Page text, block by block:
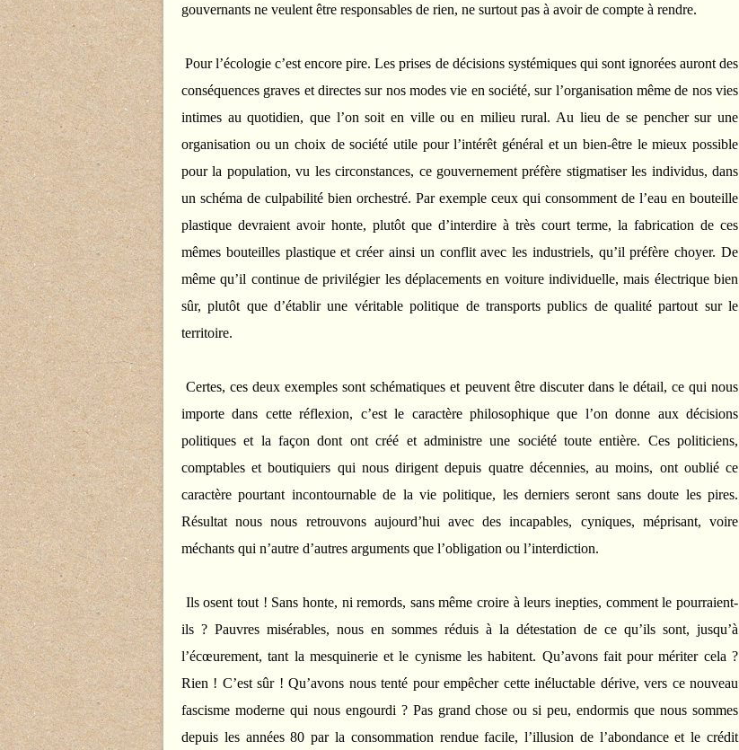
gouvernants ne veulent être responsables de rien, ne surtout pas à avoir de compte à rendre.
Pour l’écologie c’est encore pire. Les prises de décisions systémiques qui sont ignorées auront des
conséquences graves et directes sur nos modes vie en société, sur l’organisation même de nos vies
intimes au quotidien, que l’on soit en ville ou en milieu rural. Au lieu de se pencher sur une
organisation ou un choix de société utile pour l’intérêt général et un bien-être le mieux possible
pour la population, vu les circonstances, ce gouvernement préfère stigmatiser les individus, dans
un schéma de culpabilité bien orchestré. Par exemple ceux qui consomment de l’eau en bouteille
plastique devraient avoir honte, plutôt que d’interdire à très court terme, la fabrication de ces
mêmes bouteilles plastique et créer ainsi un conflit avec les industriels, qu’il préfère choyer. De
même qu’il continue de privilégier les déplacements en voiture individuelle, mais électrique bien
sûr, plutôt que d’établir une véritable politique de transports publics de qualité partout sur le
territoire.
Certes, ces deux exemples sont schématiques et peuvent être discuter dans le détail, ce qui nous
importe dans cette réflexion, c’est le caractère philosophique que l’on donne aux décisions
politiques et la façon dont ont créé et administre une société toute entière. Ces politiciens,
comptables et boutiquiers qui nous dirigent depuis quatre décennies, au moins, ont oublié ce
caractère pourtant incontournable de la vie politique, les derniers seront sans doute les pires.
Résultat nous nous retrouvons aujourd’hui avec des incapables, cyniques, méprisant, voire
méchants qui n’autre d’autres arguments que l’obligation ou l’interdiction.
Ils osent tout ! Sans honte, ni remords, sans même croire à leurs inepties, comment le pourraient-
ils ? Pauvres misérables, nous en sommes réduis à la détestation de ce qu’ils sont, jusqu’à
l’écœurement, tant la mesquinerie et le cynisme les habitent. Qu’avons fait pour mériter cela ?
Rien ! C’est sûr ! Qu’avons nous tenté pour empêcher cette inéluctable dérive, vers ce nouveau
fascisme moderne qui nous engourdi ? Pas grand chose ou si peu, endormis que nous sommes
depuis les années 80 par la consommation rendue facile, l’illusion de l’abondance et le crédit